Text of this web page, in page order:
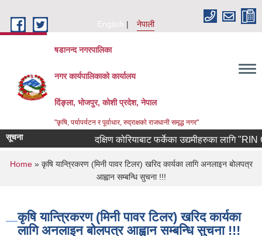
English
नेपाली
षडानन्द नगरपालिका
नगर कार्यपालिकाको कार्यालय
दिंङ्ला, भोजपुर, कोशी प्रदेश, नेपाल
"कृषि, पर्यापर्यटन र पूर्वाधार, रुद्राक्षको राजधानी समृद्ध नगर"
सूचना दक्षिण कोरियाबाट फर्केका उद्यमीहरुका लागि "RIN
You are here
Home» कृषि यान्त्रिकरण (मिनी पावर टिलर) खरिद कार्यका लागि अनलाइन बोलपत्र
आह्वान सम्बन्धि सुचना !!!
कृषि यान्त्रिकरण (मिनी पावर टिलर) खरिद कार्यका
लागि अनलाइन बोलपत्र आह्वान सम्बन्धि सुचना !!!